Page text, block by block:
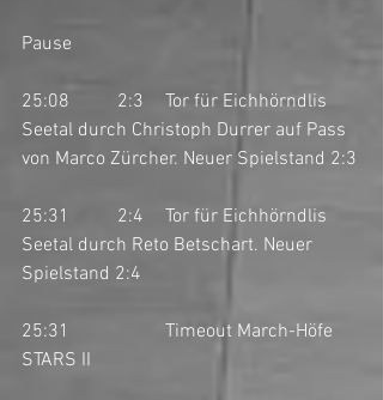
Pause
25:08	2:3	Tor für Eichhörndlis
Seetal durch Christoph Durrer auf Pass
von Marco Zürcher. Neuer Spielstand 2:3
25:31	2:4	Tor für Eichhörndlis
Seetal durch Reto Betschart. Neuer
Spielstand 2:4
25:31		Timeout March-Höfe
STARS II